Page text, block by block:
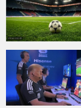
{PLAYICON}